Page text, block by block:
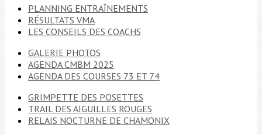
PLANNING ENTRAÎNEMENTS
RÉSULTATS VMA
LES CONSEILS DES COACHS
GALERIE PHOTOS
AGENDA CMBM 2025
AGENDA DES COURSES 73 ET 74
GRIMPETTE DES POSETTES
TRAIL DES AIGUILLES ROUGES
RELAIS NOCTURNE DE CHAMONIX